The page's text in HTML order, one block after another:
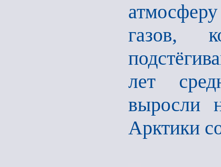
газов,
лет
выросли
Арктики